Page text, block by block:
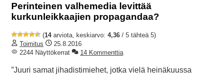
Perinteinen valhemedia levittää
kurkunleikkaajien propagandaa?
(14arviota, keskiarvo: 4,36 / 5 tähteä 5)
Toimitus
25.8.2016
2244 Näyttökerrat
14 Kommenttia
”Juuri samat jihadistimiehet, jotka vielä heinäkuussa